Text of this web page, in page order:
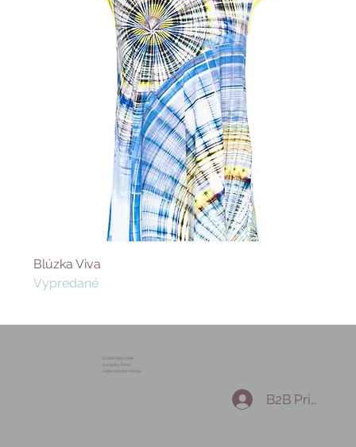
Blúzka Viva
Vypredané
EURÓPSKA ÚNIA
Európsky Fond
regionálneho rozvoja
B2B